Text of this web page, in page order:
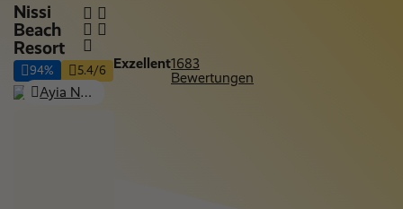
Nissi
Beach
Resort
Ayia Napa, Republik Zypern - Süden
94% 5.4/6 Exzellent1683
Bewertungen